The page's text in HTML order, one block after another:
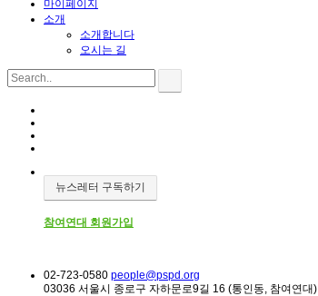
마이페이지
소개
소개합니다
오시는 길
뉴스레터 구독하기
참여연대 회원가입
02-723-0580 people@pspd.org
03036 서울시 종로구 자하문로9길 16 (통인동, 참여연대)